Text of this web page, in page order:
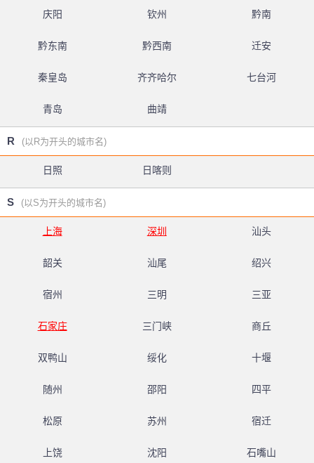
庆阳 钦州 黔南
黔东南 黔西南 迁安
秦皇岛 齐齐哈尔 七台河
青岛 曲靖
R (以R为开头的城市名)
日照 日喀则
S (以S为开头的城市名)
上海 深圳 汕头
韶关 汕尾 绍兴
宿州 三明 三亚
石家庄 三门峡 商丘
双鸭山 绥化 十堰
随州 邵阳 四平
松原 苏州 宿迁
上饶 沈阳 石嘴山